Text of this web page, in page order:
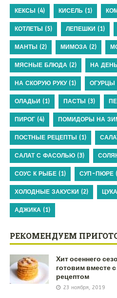
КЕКСЫ (4) КИСЕЛЬ (1)
КОТЛЕТЫ (5) ЛЕПЕШКИ (1)
МАНТЫ (2) МИМОЗА (2)
МЯСНЫЕ БЛЮДА (2) НА
НА СКОРУЮ РУКУ(1) ОГУРЦЫ
ОЛАДЬИ (1) ПАСТЫ (3)
ПИРОГ (4) ПОМИДОРЫ НА
ПОСТНЫЕ РЕЦЕПТЫ (1)
САЛАТ С ФАСОЛЬЮ (3)
СОУС К РЫБЕ (1) СУП-ПЮРЕ
ХОЛОДНЫЕ ЗАКУСКИ (2)
АДЖИКА (1)
РЕКОМЕНДУЕМ
Хит осеннего
готовим вместе
рецептом
23 ноября, 2019